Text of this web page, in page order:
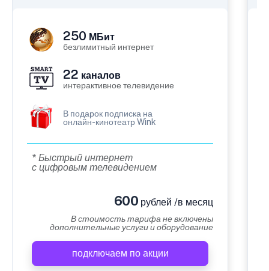
250 МБит
безлимитный интернет
22 каналов
интерактивное телевидение
В подарок подписка на
онлайн-кинотеатр Wink
* Быстрый интернет
с цифровым телевидением
600 рублей /в месяц
В стоимость тарифа не включены
дополнительные услуги и оборудование
подключаем по акции